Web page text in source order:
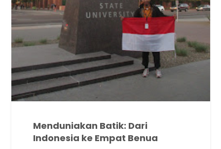
Menduniakan Batik: Dari
Indonesia ke Empat Benua